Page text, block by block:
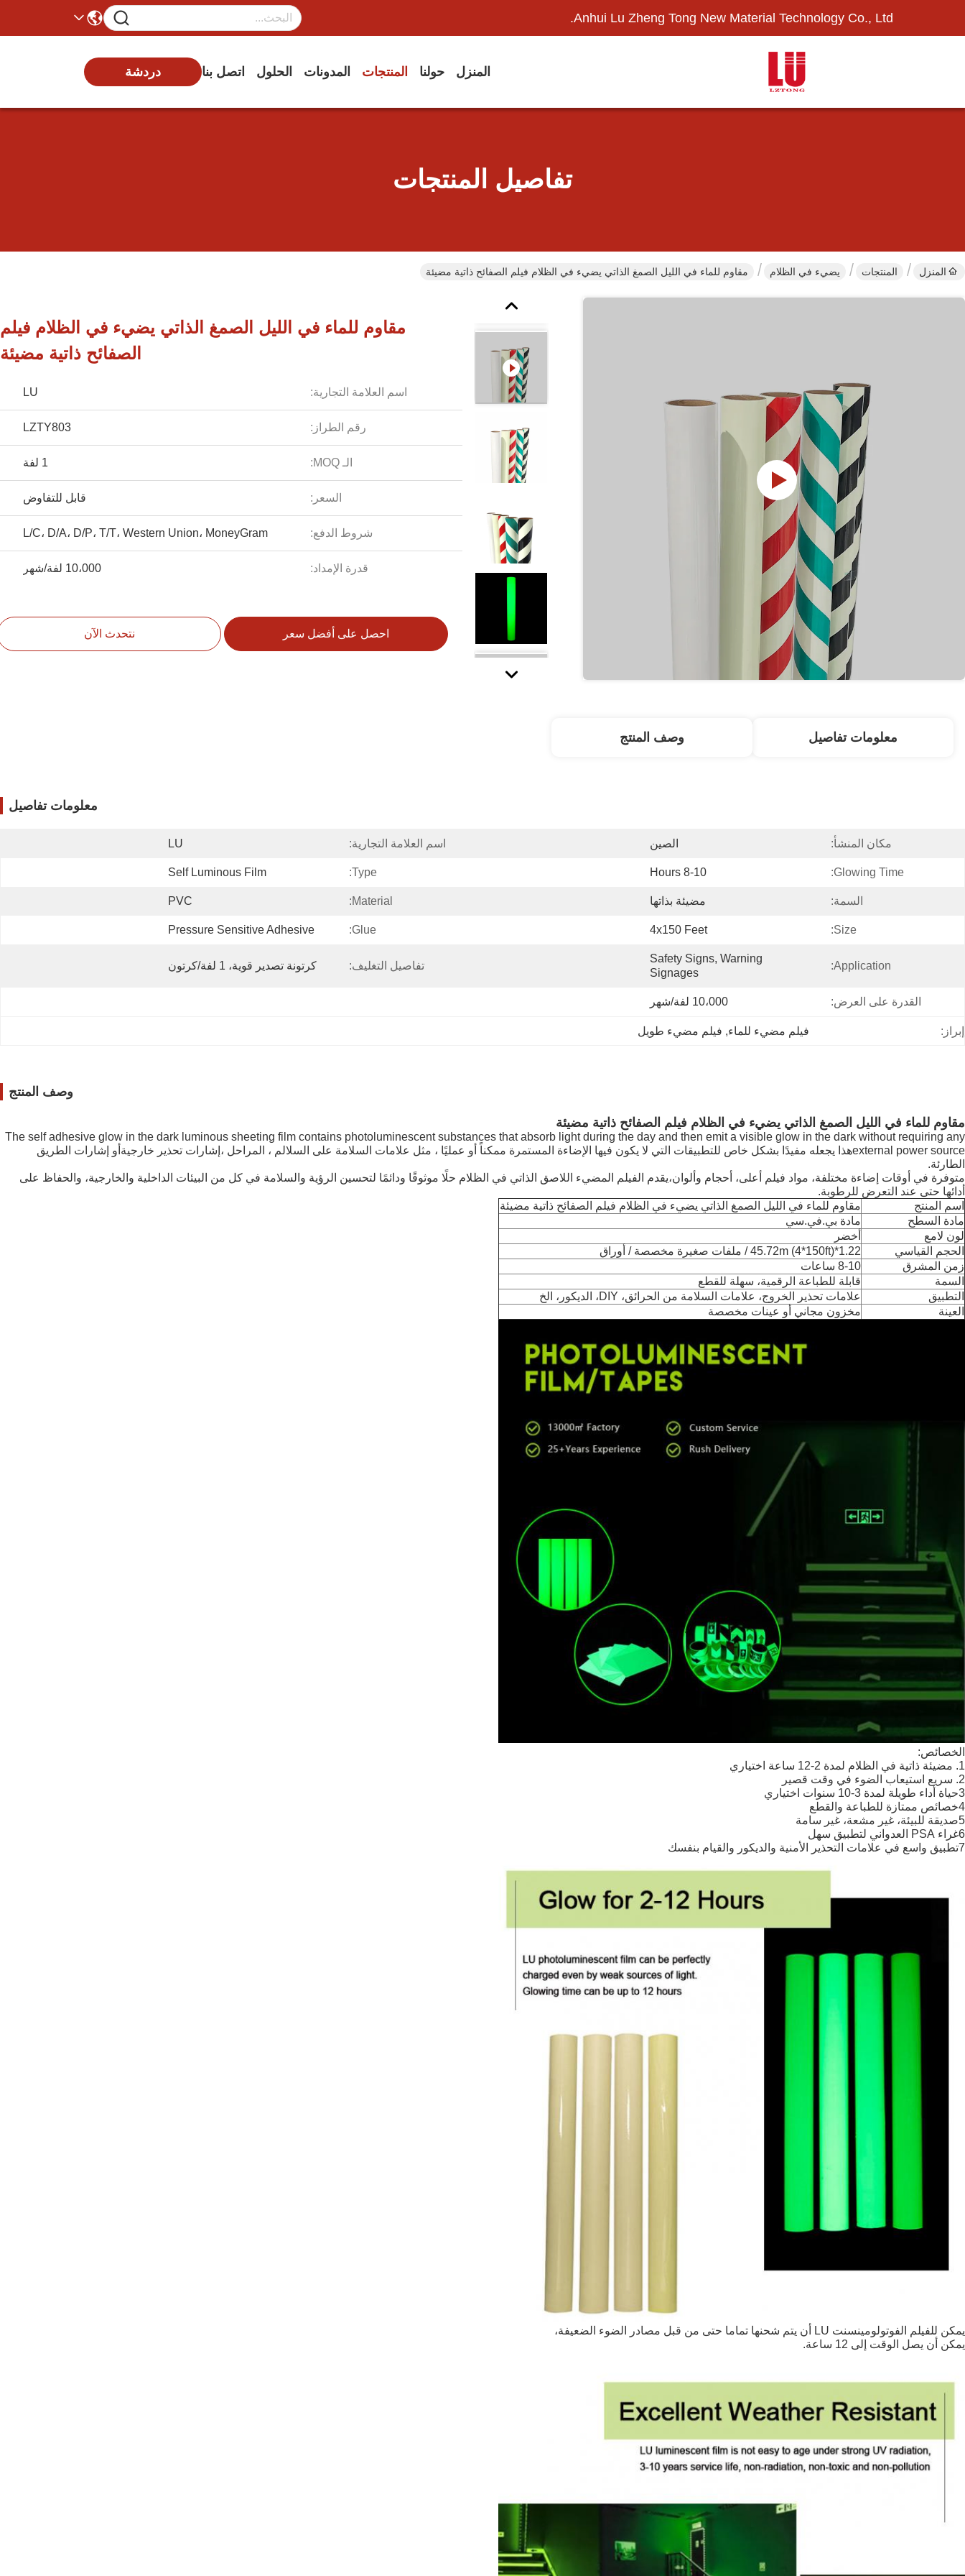
Anhui Lu Zheng Tong New Material Technology Co., Ltd.
المنزل حولنا المنتجات المدونات الحلول اتصل بنا دردشة
تفاصيل المنتجات
المنزل المنتجات يضيء في الظلام مقاوم للماء في الليل الصمغ الذاتي يضيء في الظلام فيلم الصفائح ذاتية مضيئة
مقاوم للماء في الليل الصمغ الذاتي يضيء في الظلام فيلم
الصفائح ذاتية مضيئة
اسم العلامة التجارية: LU
رقم الطراز: LZTY803
الـ MOQ: 1 لفة
السعر: قابل للتفاوض
شروط الدفع: L/C، D/A، D/P، T/T، Western Union، MoneyGram
قدرة الإمداد: 10،000 لفة/شهر
احصل على أفضل سعر نتحدث الآن
معلومات تفاصيل وصف المنتج
معلومات تفاصيل
مكان المنشأ: الصين اسم العلامة التجارية: LU
Glowing Time:
8-10 Hours
Type:
Self Luminous Film
السمة: مضيئة بذاتها Material:
PVC
Size:
4x150 Feet
Glue:
Pressure Sensitive Adhesive
Application:
Safety Signs, Warning
Signages
تفاصيل التغليف: كرتونة تصدير قوية، 1 لفة/كرتون
القدرة على العرض: 10،000 لفة/شهر
إبراز: فيلم مضيء للماء, فيلم مضيء طويل
وصف المنتج
مقاوم للماء في الليل الصمغ الذاتي يضيء في الظلام فيلم الصفائح ذاتية مضيئة
The self adhesive glow in the dark luminous sheeting film contains photoluminescent substances that absorb light during the day and then emit a visible glow in the dark without requiring any
external power sourceهذا يجعله مفيدًا بشكل خاص للتطبيقات التي لا يكون فيها الإضاءة المستمرة ممكناً أو عمليًا ، مثل علامات السلامة على السلالم ، المراحل ،إشارات تحذير خارجيةأو إشارات الطريق
الطارئة.
متوفرة في أوقات إضاءة مختلفة، مواد فيلم أعلى، أحجام وألوان،يقدم الفيلم المضيء اللاصق الذاتي في الظلام حلًا موثوقًا ودائمًا لتحسين الرؤية والسلامة في كل من البيئات الداخلية والخارجية، والحفاظ على
أدائها حتى عند التعرض للرطوبة.
اسم المنتج
مقاوم للماء في الليل الصمغ الذاتي يضيء في الظلام فيلم الصفائح ذاتية مضيئة
مادة السطح
مادة بي.في.سي
لون لامع
أخضر
الحجم القياسي
1.22*45.72m (4*150ft) / ملفات صغيرة مخصصة / أوراق
زمن المشرق
8-10 ساعات
السمة
قابلة للطباعة الرقمية، سهلة للقطع
التطبيق
علامات تحذير الخروج، علامات السلامة من الحرائق، DIY، الديكور، الخ
العينة
مخزون مجاني أو عينات مخصصة
الخصائص:
1. مضيئة ذاتية في الظلام لمدة 2-12 ساعة اختياري
2. سريع استيعاب الضوء في وقت قصير
3حياة أداء طويلة لمدة 3-10 سنوات اختياري
4خصائص ممتازة للطباعة والقطع
5صديقة للبيئة، غير مشعة، غير سامة
6غراء PSA العدواني لتطبيق سهل
7تطبيق واسع في علامات التحذير الأمنية والديكور والقيام بنفسك
يمكن للفيلم الفوتولومينسنت LU أن يتم شحنها تماما حتى من قبل مصادر الضوء الضعيفة،
يمكن أن يصل الوقت إلى 12 ساعة.